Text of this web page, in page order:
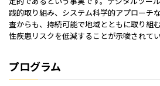
践的取り組み、システム科学的アプローチ
査からも、持続可能で地域とともに取り組
性疾患リスクを低減することが示唆されてい
プログラム